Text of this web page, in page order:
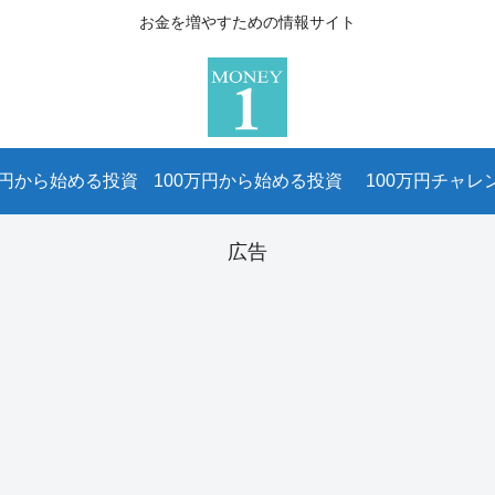
お金を増やすための情報サイト
から始める投資 100万円から始める投資 100万円チャレ
広告